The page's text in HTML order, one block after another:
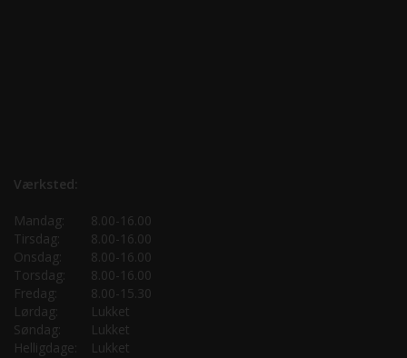
Værksted:
Mandag:
8.00-16.00
Tirsdag:
8.00-16.00
Onsdag:
8.00-16.00
Torsdag:
8.00-16.00
Fredag:
8.00-15.30
Lørdag:
Lukket
Søndag:
Lukket
Helligdage:
Lukket